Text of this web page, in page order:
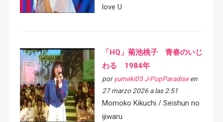
love U
「HQ」菊池桃子 青春のいじ
わる 1984年
por yumeki05 J-PopParadiseen
27 marzo 2026 a las 2:51
Momoko Kikuchi / Seishun no
ijiwaru